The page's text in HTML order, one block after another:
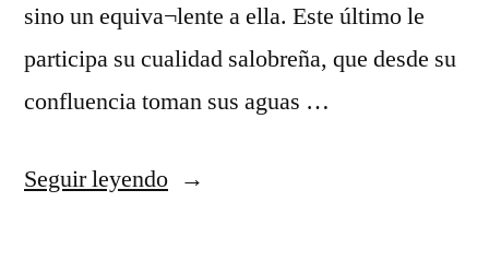
sino un equiva¬lente a ella. Este último le
participa su cualidad salobreña, que desde su
confluencia toman sus aguas …
Seguir leyendo«camisetas